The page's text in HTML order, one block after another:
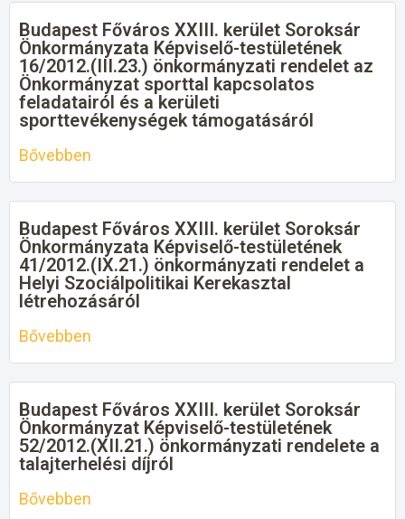
Budapest Főváros XXIII. kerület Soroksár
Önkormányzata Képviselő-testületének
16/2012.(III.23.) önkormányzati rendelet az
Önkormányzat sporttal kapcsolatos
feladatairól és a kerületi
sporttevékenységek támogatásáról
Bővebben
Budapest Főváros XXIII. kerület Soroksár
Önkormányzata Képviselő-testületének
41/2012.(IX.21.) önkormányzati rendelet a
Helyi Szociálpolitikai Kerekasztal
létrehozásáról
Bővebben
Budapest Főváros XXIII. kerület Soroksár
Önkormányzat Képviselő-testületének
52/2012.(XII.21.) önkormányzati rendelete a
talajterhelési díjról
Bővebben